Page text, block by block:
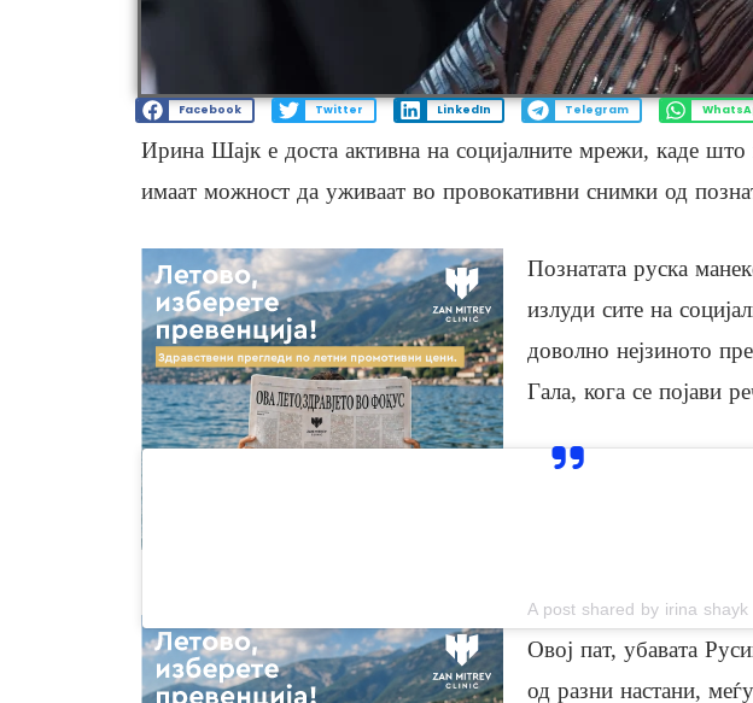
Facebook Twitter LinkedIn Telegram
Ирина Шајк е доста активна на социјалните мрежи, каде што
имаат можност да уживаат во провокативни снимки од
Познатата руска
излуди сите на
доволно нејзиното
Гала, кога се појави
Овој пат, убавата
од разни настани,